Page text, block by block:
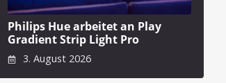
Philips Hue arbeitet an Play
Gradient Strip Light Pro
3. August 2026